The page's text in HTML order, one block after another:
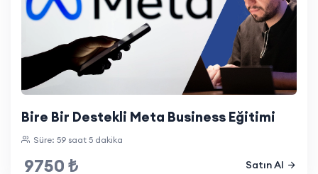
Bire Bir Destekli Meta Business Eğitimi
Süre: 59 saat 5 dakika
9750 ₺ Satın Al